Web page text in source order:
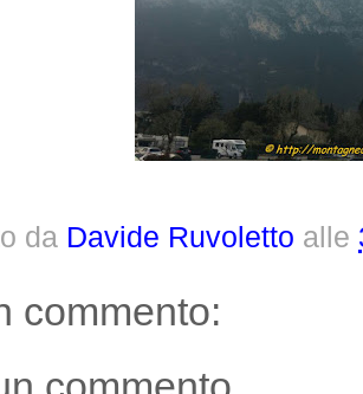
da Davide Ruvoletto alle
commento: